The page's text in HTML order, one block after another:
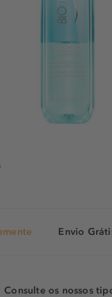
Envio
Consulte os nossos